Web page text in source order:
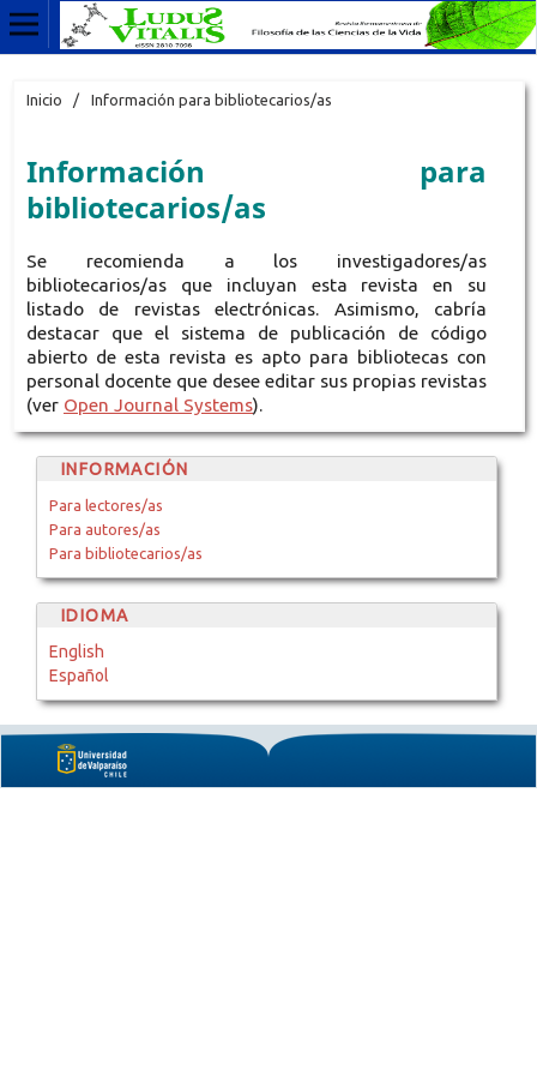
Inicio / Información para bibliotecarios/as
Información para
bibliotecarios/as
Se recomienda a los investigadores/as
bibliotecarios/as que incluyan esta revista en su
listado de revistas electrónicas. Asimismo, cabría
destacar que el sistema de publicación de código
abierto de esta revista es apto para bibliotecas con
personal docente que desee editar sus propias revistas
(ver Open Journal Systems).
INFORMACIÓN
Para lectores/as
Para autores/as
Para bibliotecarios/as
IDIOMA
English
Español